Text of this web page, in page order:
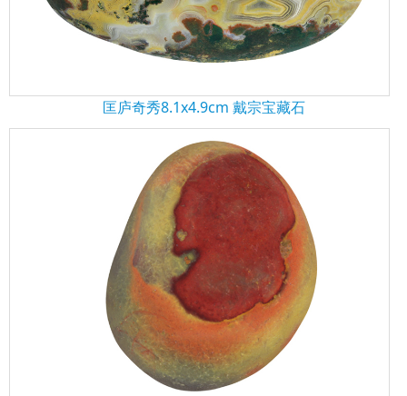
匡庐奇秀8.1x4.9cm 戴宗宝藏石